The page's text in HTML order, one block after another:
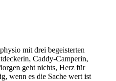
mit drei begeisterten
Caddy-Camperin,
geht nichts, Herz für
wenn es die Sache wert ist